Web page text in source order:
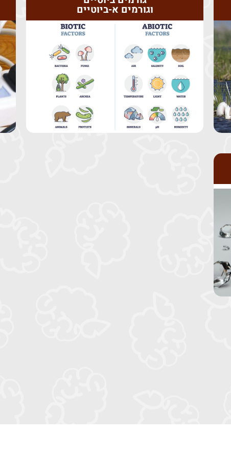
וגורמים א-ביוטיים
מיון איורים של גורמים ביוטיים וגורמים
א-ביוטיים בתוך טבלה. המערכת בודקת
את המיון באופן אוטומטי והתלמידים
מקבלים משוב מיידי על עבודתם.
לצפייה בפעילות לחץ כאן